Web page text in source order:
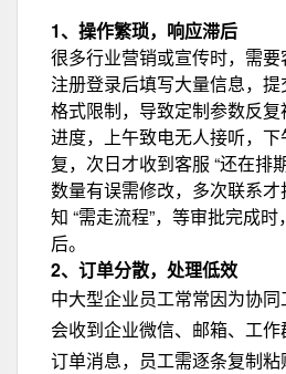
1、操作繁琐，响应滞后
很多行业营销或宣传时，需要
注册登录后填写大量信息，
格式限制，导致定制参数反
进度，上午致电无人接听，
复，次日才收到客服 “还在排
数量有误需修改，多次联系
知 “需走流程”，等审批完成
后。
2、订单分散，处理低效
中大型企业员工常常因为协
会收到企业微信、邮箱、工
订单消息，员工需逐条复制